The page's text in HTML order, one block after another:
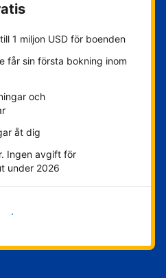
1 miljon USD för boenden
får sin första bokning inom
och
åt dig
Ingen avgift för
under 2026
nu